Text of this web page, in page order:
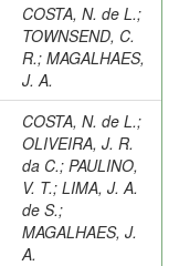
COSTA, N. de L.;
TOWNSEND, C.
R.; MAGALHAES,
J. A.
COSTA, N. de L.;
OLIVEIRA, J. R.
da C.; PAULINO,
V. T.; LIMA, J. A.
de S.;
MAGALHAES, J.
A.